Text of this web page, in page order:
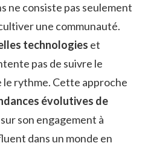
ne consiste pas seulement
une communauté.
technologies et
pas de suivre le
le rythme. Cette approche
évolutives de
son engagement à
dans un monde en